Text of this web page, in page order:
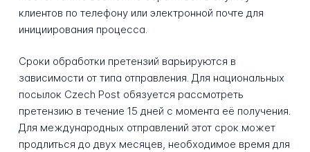
клиентов по телефону или электронной почте для
инициирования процесса.
Сроки обработки претензий варьируются в
зависимости от типа отправления. Для национальных
посылок Czech Post обязуется рассмотреть
претензию в течение 15 дней с момента её получения.
Для международных отправлений этот срок может
продлиться до двух месяцев, необходимое время для